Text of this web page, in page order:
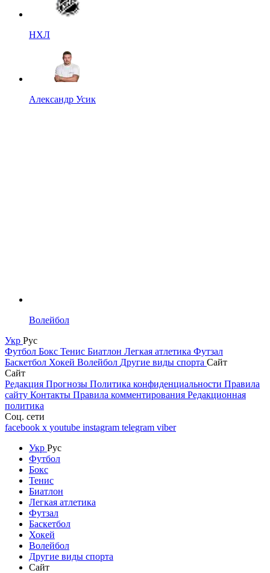
НХЛ
Александр Усик
Волейбол
Укр Рус
Футбол Бокс Тенис Биатлон Легкая атлетика Футзал
Баскетбол Хокей Волейбол Другие виды спорта Сайт
Сайт
Редакция Прогнозы Политика конфиденциальности Правила
сайту Контакты Правила комментирования Редакционная
политика
Соц. сети
facebook x youtube instagram telegram viber
Укр Рус
Футбол
Бокс
Тенис
Биатлон
Легкая атлетика
Футзал
Баскетбол
Хокей
Волейбол
Другие виды спорта
Сайт